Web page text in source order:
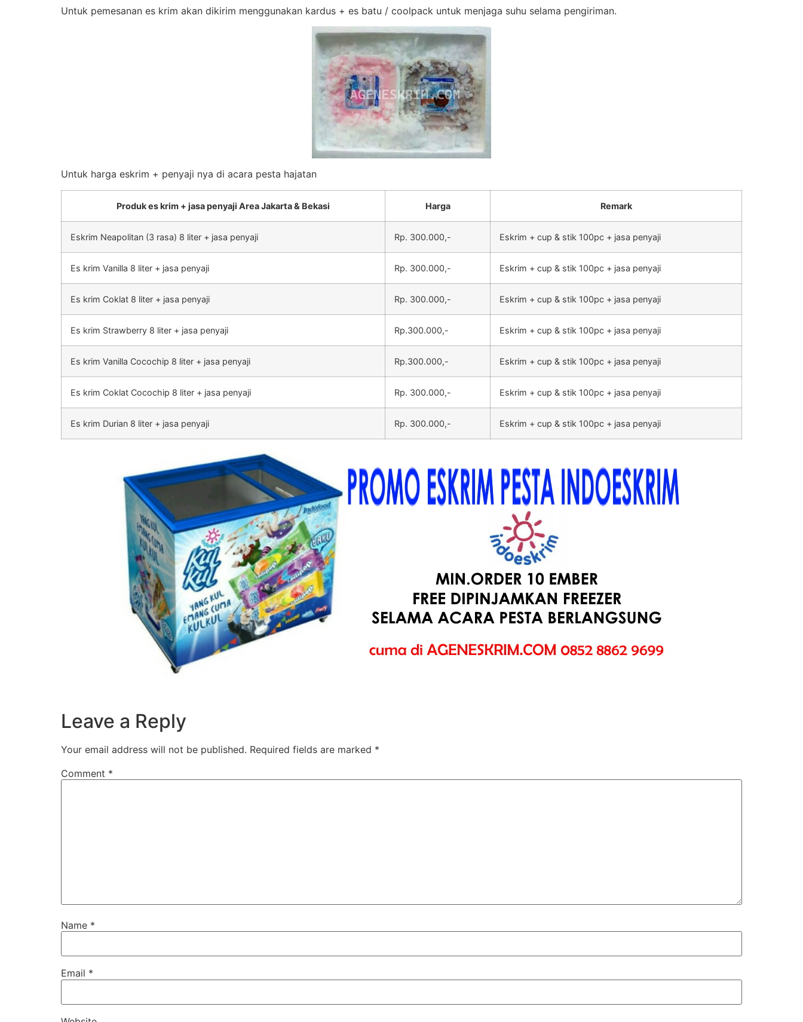
Untuk pemesanan es krim akan dikirim menggunakan kardus + es batu / coolpack untuk menjaga suhu selama pengiriman.
Untuk harga eskrim + penyaji nya di acara pesta hajatan
Produk es krim + jasa penyaji Area Jakarta & Bekasi Harga Remark
Eskrim Neapolitan (3 rasa) 8 liter + jasa penyaji Rp. 300.000,- Eskrim + cup & stik 100pc + jasa penyaji
Es krim Vanilla 8 liter + jasa penyaji Rp. 300.000,- Eskrim + cup & stik 100pc + jasa penyaji
Es krim Coklat 8 liter + jasa penyaji Rp. 300.000,- Eskrim + cup & stik 100pc + jasa penyaji
Es krim Strawberry 8 liter + jasa penyaji Rp.300.000,- Eskrim + cup & stik 100pc + jasa penyaji
Es krim Vanilla Cocochip 8 liter + jasa penyaji Rp.300.000,- Eskrim + cup & stik 100pc + jasa penyaji
Es krim Coklat Cocochip 8 liter + jasa penyaji Rp. 300.000,- Eskrim + cup & stik 100pc + jasa penyaji
Es krim Durian 8 liter + jasa penyaji Rp. 300.000,- Eskrim + cup & stik 100pc + jasa penyaji
Leave a Reply
Your email address will not be published. Required fields are marked *
Comment *
Name *
Email *